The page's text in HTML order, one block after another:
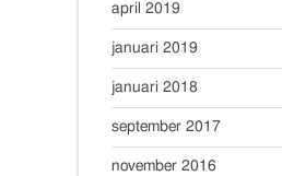
april 2019
januari 2019
januari 2018
september 2017
november 2016